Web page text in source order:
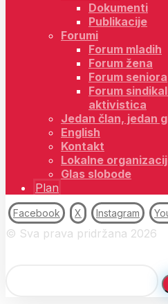
Dokumenti
Publikacije
Forumi
Forum mladih
Forum žena
Forum seniora
Forum
aktivistica
Jedan član, jedan
English
Kontakt
Lokalne
Glas slobode
Plan
Facebook X Instagram
© Sva prava pridržana 2026